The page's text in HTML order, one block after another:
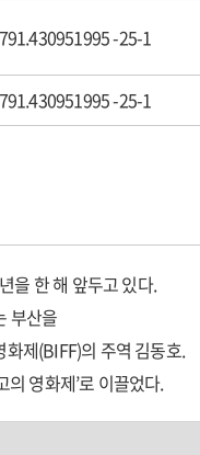
791.430951995 -25-1
791.430951995 -25-1
을 한 해 앞두고 있다.
부산을
화제(BIFF)의 주역 김동호.
의 영화제’로 이끌었다.
·베니스·베를린 세계 3